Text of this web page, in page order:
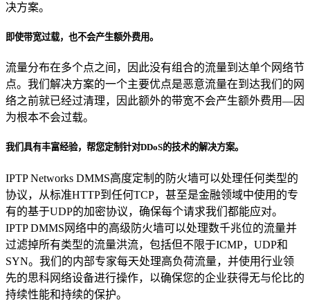
决方案。
即使带宽过载，也不会产生额外费用。
流量分布在多个点之间，因此没有组合的流量到达单个网络节
点。我们解决方案的一个主要优点是恶意流量在到达我们的网
络之前就已经过清理，因此额外的带宽不会产生额外费用—因
为根本不会过载。
我们具有丰富经验，帮您定制针对DDoS的技术的解决方案。
IPTP Networks DMMS高度定制的防火墙可以处理任何类型的
协议，从标准HTTP到任何TCP，甚至是金融领域中使用的专
有的基于UDP的加密协议，确保每个请求我们都能应对。
IPTP DMMS网络中的高级防火墙可以处理数千兆位的流量并
过滤掉所有类型的流量洪流，包括但不限于ICMP，UDP和
SYN。我们的内部专家每天处理高负荷流量，并使用行业领
先的思科网络设备进行操作，以确保您的企业获得无与伦比的
持续性能和持续的保护。